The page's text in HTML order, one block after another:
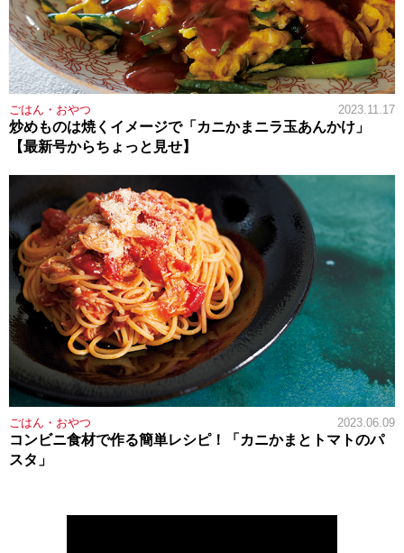
ごはん・おやつ 2023.11.17
炒めものは焼くイメージで「カニかまニラ玉あんかけ」
【最新号からちょっと見せ】
ごはん・おやつ 2023.06.09
コンビニ食材で作る簡単レシピ！「カニかまとトマトのパ
スタ」